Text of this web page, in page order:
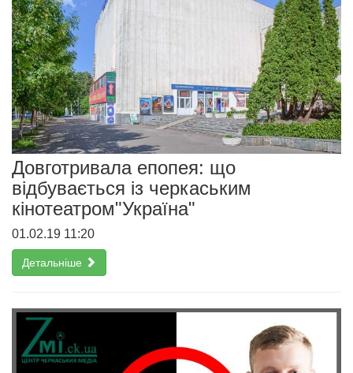
Довготривала епопея: що
відбувається із черкаським
кінотеатром"Україна"
01.02.19 11:20
Детальніше